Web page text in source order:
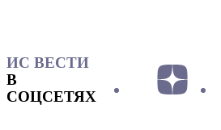
ИС ВЕСТИ
В
СОЦСЕТЯХ